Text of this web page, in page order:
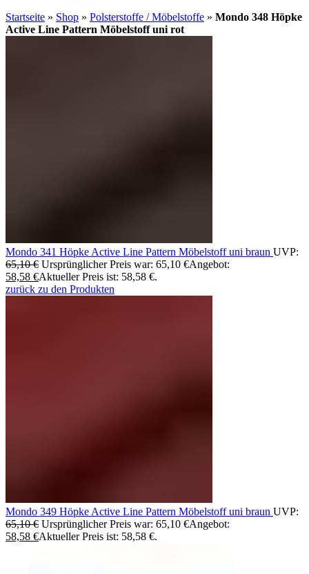
Startseite » Shop » Polsterstoffe / Möbelstoffe » Mondo 348 Höpke
Active Line Pattern Möbelstoff uni rot
Mondo 341 Höpke Active Line Pattern Möbelstoff uni braun UVP:
65,10€ Ursprünglicher Preis war: 65,10 €Angebot:
58,58 €Aktueller Preis ist: 58,58 €.
zurück zu den Produkten
Mondo 349 Höpke Active Line Pattern Möbelstoff uni braun UVP:
65,10€ Ursprünglicher Preis war: 65,10 €Angebot:
58,58 €Aktueller Preis ist: 58,58 €.